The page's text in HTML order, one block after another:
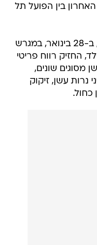
בין הפועל תל
על פי המפורט בכתב האישום, ב-28 בינואר, במגרש
החזיק רווח פריטי
מסוגים שונים,
נרות עשן, זיקוק